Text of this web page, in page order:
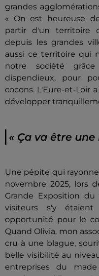
grandes
« On est heureuse
partir d'un territoire
depuis les grandes
aussi ce territoire qui
notre société
dispendieux, pour
cocons. L'Eure-et-Loir
développer
« Ça va être
Une pépite qui
novembre 2025, lors
Grande Exposition
visiteurs s'y
opportunité pour le
Quand Olivia, mon
cru à une blague,
belle visibilité au
entreprises du